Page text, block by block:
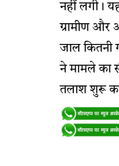
नहीं लगी।
ग्रामीण और
जाल
ने मामले का
तलाश शुरू